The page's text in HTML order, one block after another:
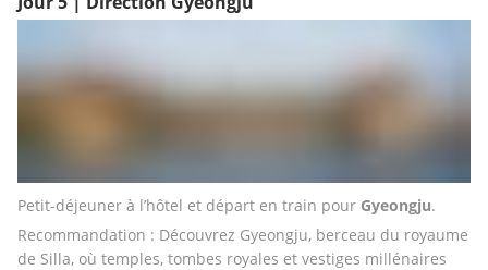
Petit-déjeuner à l’hôtel et départ en train pour Gyeongju.
Recommandation : Découvrez Gyeongju, berceau du royaume
de Silla, où temples, tombes royales et vestiges millénaires